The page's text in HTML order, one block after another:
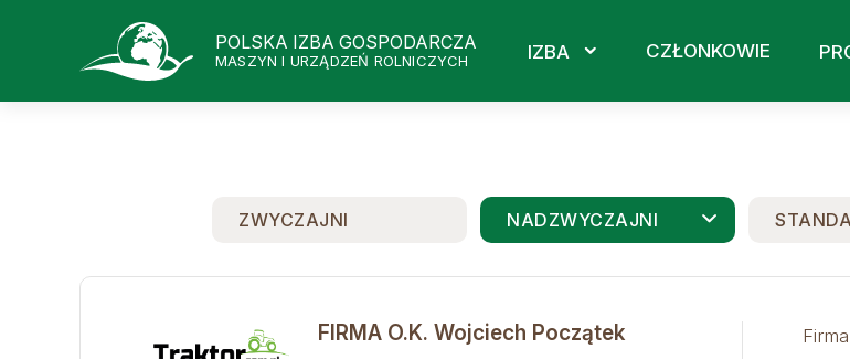
POLSKA IZBA GOSPODARCZA
MASZYN I URZĄDZEŃ ROLNICZYCH IZBA CZŁONKOWIE
ZWYCZAJNI NADZWYCZAJNI
FIRMA O.K. Wojciech Początek